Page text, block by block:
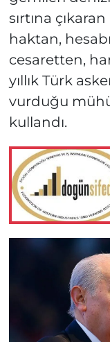
sırtına
haktan,
cesaretten,
yıllık Türk
vurduğu
kullandı.